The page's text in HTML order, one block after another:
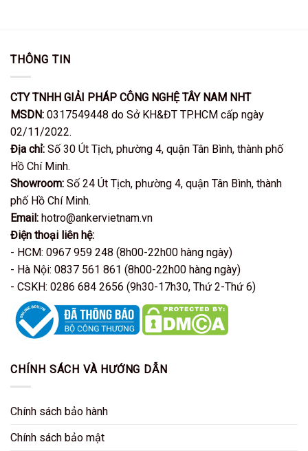
THÔNG TIN
CTY TNHH GIẢI PHÁP CÔNG NGHỆ TÂY NAM NHT
MSDN: 0317549448 do Sở KH&ĐT TP.HCM cấp ngày
02/11/2022.
Địa chỉ: Số 30 Út Tịch, phường 4, quận Tân Bình, thành phố
Hồ Chí Minh.
Showroom: Số 24 Út Tịch, phường 4, quận Tân Bình, thành
phố Hồ Chí Minh.
Email: hotro@ankervietnam.vn
Điện thoại liên hệ:
- HCM: 0967 959 248 (8h00-22h00 hàng ngày)
- Hà Nội: 0837 561 861 (8h00-22h00 hàng ngày)
- CSKH: 0286 684 2656 (9h30-17h30, Thứ 2-Thứ 6)
CHÍNH SÁCH VÀ HƯỚNG DẪN
Chính sách bảo hành
Chính sách bảo mật